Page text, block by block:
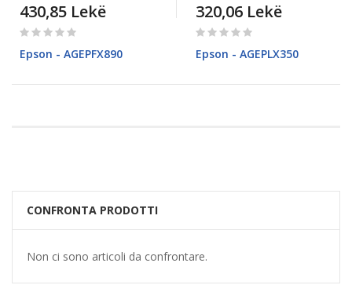
430,85 Lekë
Rating:
Epson - AGEPFX890
320,06 Lekë
Rating:
Epson - AGEPLX350
CONFRONTA PRODOTTI
Non ci sono articoli da confrontare.